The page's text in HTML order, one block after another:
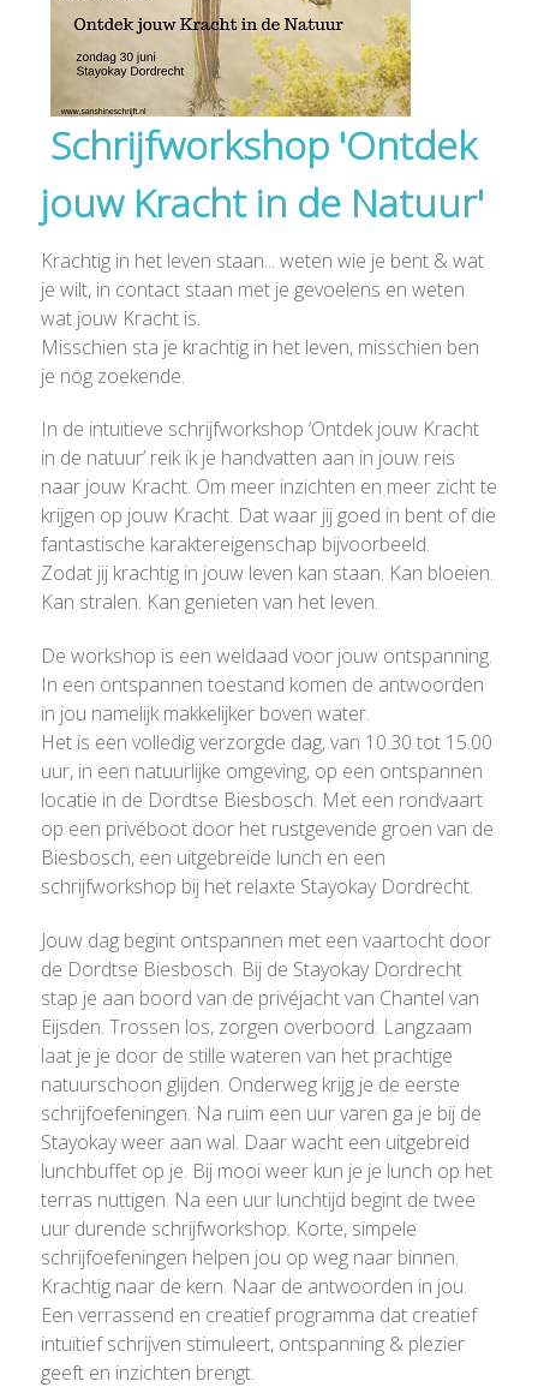
Schrijfworkshop 'Ontdek
jouw Kracht in de Natuur'
Krachtig in het leven staan... weten wie je bent & wat
je wilt, in contact staan met je gevoelens en weten
wat jouw Kracht is.
Misschien sta je krachtig in het leven, misschien ben
je nog zoekende.
In de intuïtieve schrijfworkshop ‘Ontdek jouw Kracht
in de natuur’ reik ik je handvatten aan in jouw reis
naar jouw Kracht. Om meer inzichten en meer zicht te
krijgen op jouw Kracht. Dat waar jij goed in bent of die
fantastische karaktereigenschap bijvoorbeeld.
Zodat jij krachtig in jouw leven kan staan. Kan bloeien.
Kan stralen. Kan genieten van het leven.
De workshop is een weldaad voor jouw ontspanning.
In een ontspannen toestand komen de antwoorden
in jou namelijk makkelijker boven water.
Het is een volledig verzorgde dag, van 10.30 tot 15.00
uur, in een natuurlijke omgeving, op een ontspannen
locatie in de Dordtse Biesbosch. Met een rondvaart
op een privéboot door het rustgevende groen van de
Biesbosch, een uitgebreide lunch en een
schrijfworkshop bij het relaxte Stayokay Dordrecht.
Jouw dag begint ontspannen met een vaartocht door
de Dordtse Biesbosch. Bij de Stayokay Dordrecht
stap je aan boord van de privéjacht van Chantel van
Eijsden. Trossen los, zorgen overboord. Langzaam
laat je je door de stille wateren van het prachtige
natuurschoon glijden. Onderweg krijg je de eerste
schrijfoefeningen. Na ruim een uur varen ga je bij de
Stayokay weer aan wal. Daar wacht een uitgebreid
lunchbuffet op je. Bij mooi weer kun je je lunch op het
terras nuttigen. Na een uur lunchtijd begint de twee
uur durende schrijfworkshop. Korte, simpele
schrijfoefeningen helpen jou op weg naar binnen.
Krachtig naar de kern. Naar de antwoorden in jou.
Een verrassend en creatief programma dat creatief
intuïtief schrijven stimuleert, ontspanning & plezier
geeft en inzichten brengt.